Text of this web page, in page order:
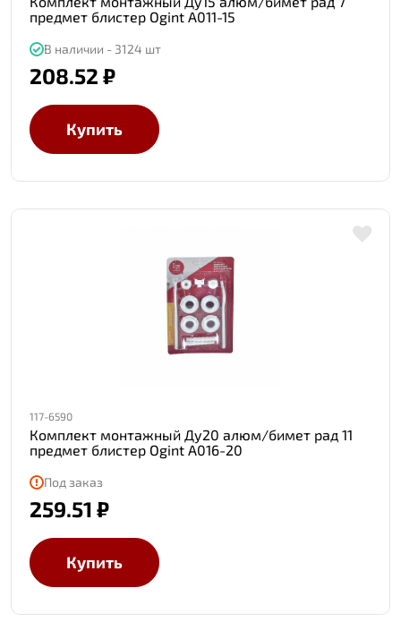
предмет блистер Ogint A011-15
В наличии - 3124 шт
208.52 ₽
Купить
117-6590
Комплект монтажный Ду20 алюм/бимет рад 11
предмет блистер Ogint А016-20
Под заказ
259.51 ₽
Купить